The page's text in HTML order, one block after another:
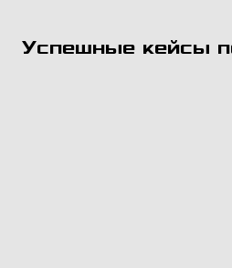
Успешные кейсы